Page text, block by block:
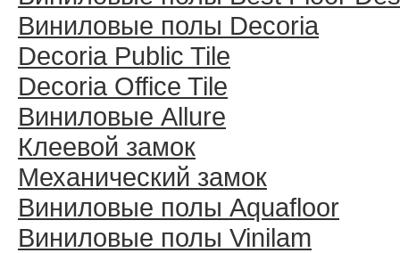
Виниловые полы Decoria
Decoria Public Tile
Decoria Office Tile
Виниловые Allure
Клеевой замок
Механический замок
Виниловые полы Aquafloor
Виниловые полы Vinilam